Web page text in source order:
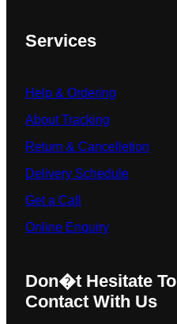
Services
Help & Ordering
About Tracking
Return & Cancelletion
Delivery Schedule
Get a Call
Online Enquiry
Don�t Hesitate To
Contact With Us